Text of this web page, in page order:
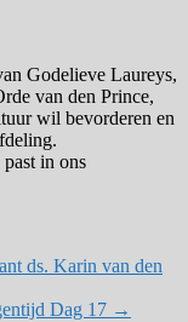
Godelieve Laureys,
van den Prince,
wil bevorderen en
in ons
ds. Karin van den
Dag 17 →